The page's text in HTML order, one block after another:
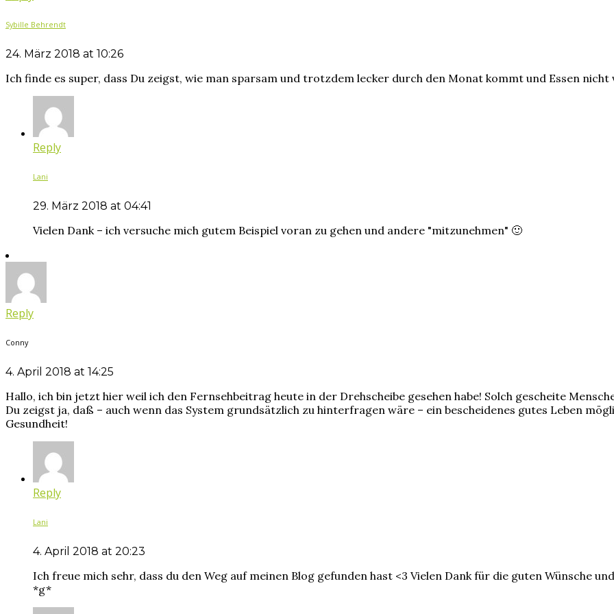
Sybille Behrendt
24. März 2018 at 10:26
Ich finde es super, dass Du zeigst, wie man sparsam und trotzdem lecker durch den Monat kommt und Essen nicht
Reply
Lani
29. März 2018 at 04:41
Vielen Dank – ich versuche mich gutem Beispiel voran zu gehen und andere "mitzunehmen" 🙂
Reply
Conny
4. April 2018 at 14:25
Hallo, ich bin jetzt hier weil ich den Fernsehbeitrag heute in der Drehscheibe gesehen habe! Solch gescheite
Du zeigst ja, daß – auch wenn das System grundsätzlich zu hinterfragen wäre – ein bescheidenes gutes Leben
Gesundheit!
Reply
Lani
4. April 2018 at 20:23
Ich freue mich sehr, dass du den Weg auf meinen Blog gefunden hast <3 Vielen Dank für die guten Wünsche
*g*